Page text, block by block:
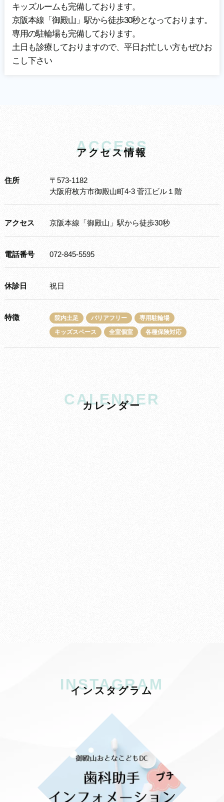
キッズルームも完備しております。
京阪本線「御殿山」駅から徒歩30秒となっております。
専用の駐輪場も完備しております。
土日も診療しておりますので、平日お忙しい方もぜひお
こし下さい
ACCESS
ア クセス情報
住所
〒573-1182
大阪府枚方市御殿山町4-3 菅江ビル１階
アクセス 京阪本線「御殿山」駅から徒歩30秒
電話番号 072-845-5595
休診日 祝日
特徴 院内土足 バリアフリー
専用駐輪場
キッズスペース
全室個室 各種保険対応
CALENDER
カレンダー
INSTAGRAM
インス タグラム